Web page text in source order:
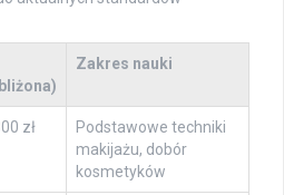
Zakres nauki
zł
Podstawowe techniki
makijażu, dobór
kosmetyków